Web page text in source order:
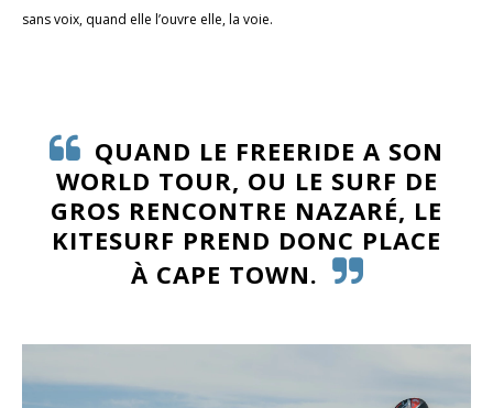
sans voix, quand elle l’ouvre elle, la voie.
QUAND LE FREERIDE A SON
WORLD TOUR, OU LE SURF DE
GROS RENCONTRE NAZARÉ, LE
KITESURF PREND DONC PLACE
À CAPE TOWN.